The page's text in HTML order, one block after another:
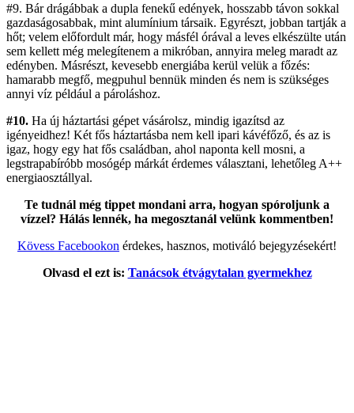
#9. Bár drágábbak a dupla fenekű edények, hosszabb távon sokkal
gazdaságosabbak, mint alumínium társaik. Egyrészt, jobban tartják a
hőt; velem előfordult már, hogy másfél órával a leves elkészülte után
sem kellett még melegítenem a mikróban, annyira meleg maradt az
edényben. Másrészt, kevesebb energiába kerül velük a főzés:
hamarabb megfő, megpuhul bennük minden és nem is szükséges
annyi víz például a pároláshoz.
#10. Ha új háztartási gépet vásárolsz, mindig igazítsd az
igényeidhez! Két fős háztartásba nem kell ipari kávéfőző, és az is
igaz, hogy egy hat fős családban, ahol naponta kell mosni, a
legstrapabíróbb mosógép márkát érdemes választani, lehetőleg A++
energiaosztállyal.
Te tudnál még tippet mondani arra, hogyan spóroljunk a
vízzel? Hálás lennék, ha megosztanál velünk kommentben!
Kövess Facebookon érdekes, hasznos, motiváló bejegyzésekért!
Olvasd el ezt is: Tanácsok étvágytalan gyermekhez